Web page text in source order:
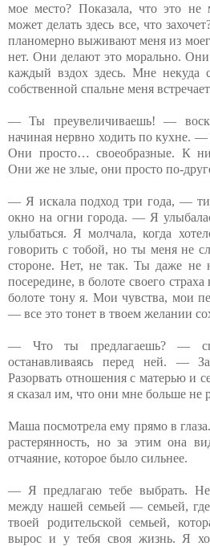
мое место? Показала, что это не
может делать здесь все, что
планомерно выживают меня из
нет. Они делают это морально.
каждый вздох здесь. Мне некуда
собственной спальне меня
— Ты преувеличиваешь! —
начиная нервно ходить по кухне.
Они просто… своеобразные. К
Они же не злые, они просто по-
— Я искала подход три года, —
окно на огни города. — Я
улыбаться. Я молчала, когда
говорить с тобой, но ты меня не
стороне. Нет, не так. Ты даже не
посередине, в болоте своего
болоте тону я. Мои чувства, мои
— все это тонет в твоем желании
— Что ты предлагаешь? —
останавливаясь перед ней. —
Разорвать отношения с матерью и
я сказал им, что они мне больше не
Маша посмотрела ему прямо в
растерянность, но за этим она
отчаяние, которое было сильнее.
— Я предлагаю тебе выбрать.
между нашей семьей — семьей,
твоей родительской семьей,
вырос и у тебя своя жизнь. Я